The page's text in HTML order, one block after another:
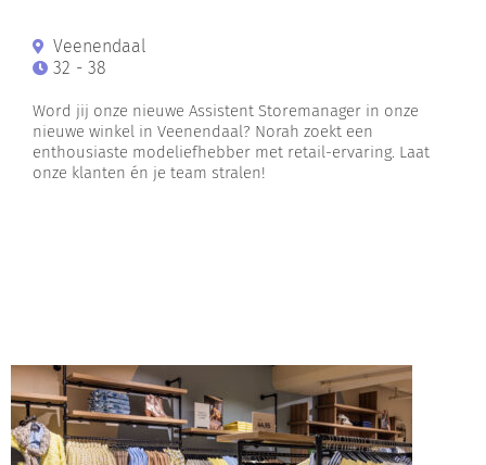
Veenendaal
32 - 38
Word jij onze nieuwe Assistent Storemanager in onze
nieuwe winkel in Veenendaal? Norah zoekt een
enthousiaste modeliefhebber met retail-ervaring. Laat
onze klanten én je team stralen!